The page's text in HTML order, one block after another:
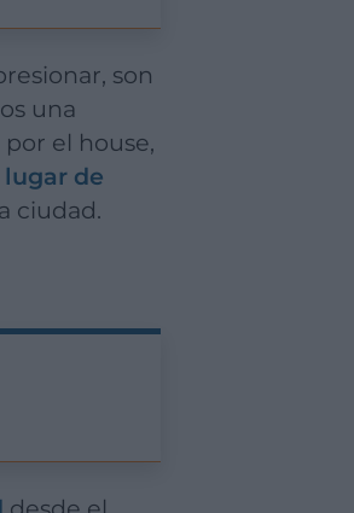
son
una
el house,
lugar de
ciudad.